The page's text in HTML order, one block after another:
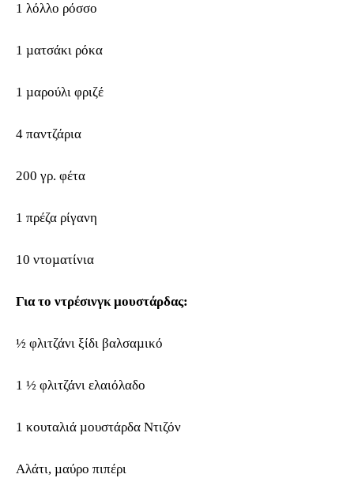
1 λόλλο ρόσσο
1 µατσάκι ρόκα
1 µαρούλι φριζέ
4 παντζάρια
200 γρ. φέτα
1 πρέζα ρίγανη
10 ντοµατίνια
Για το ντρέσινγκ µουστάρδας:
½ φλιτζάνι ξίδι βαλσαµικό
1 ½ φλιτζάνι ελαιόλαδο
1 κουταλιά µουστάρδα Ντιζόν
Αλάτι, µαύρο πιπέρι